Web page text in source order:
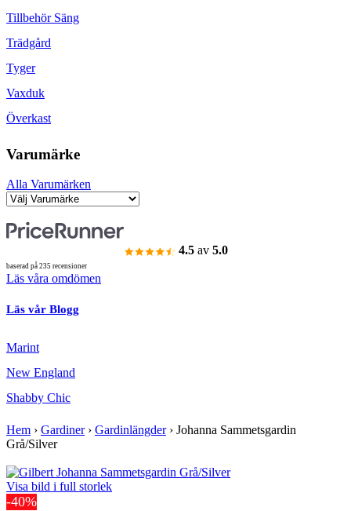
Tillbehör Säng
Trädgård
Tyger
Vaxduk
Överkast
Varumärke
Alla Varumärken
4.5 av 5.0
baserad på 235 recensioner
Läs våra omdömen
Läs vår Blogg
Marint
New England
Shabby Chic
Hem › Gardiner› Gardinlängder› Johanna Sammetsgardin
Grå/Silver
Visa bild i full storlek
-40%